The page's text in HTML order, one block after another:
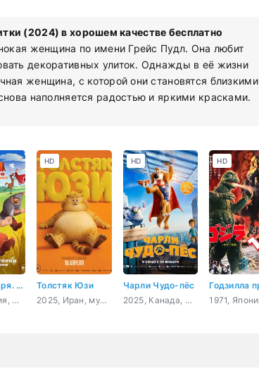
(2024) в хорошем качестве бесплатно
женщина по имени Грейс Пудл. Она любит
декоративных улиток. Однажды в её жизни
женщина, с которой они становятся близкими
наполняется радостью и яркими красками.
Три богатыря. Ни дня без подвига 3
2026, Россия, мультфильм, приключения, фэнтези, семейный
Толстяк Юзи
2025, Иран, мультфильм, приключения, комедия
HD
Чарли Чудо-пёс
2025, Канада, мультфильм, комедия, фантастика
HD HD